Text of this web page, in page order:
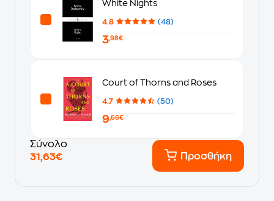
White Nights
4.8 (48)
3,98€
Court of Thorns and Roses
4.7 (50)
9,66€
Σύνολο
31,63€
Προσθήκη